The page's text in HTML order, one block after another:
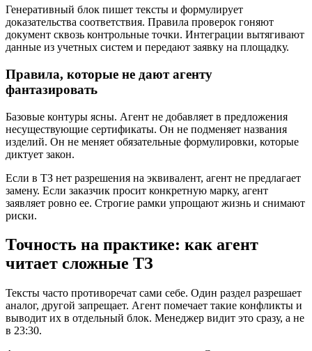
Генеративный блок пишет тексты и формулирует
доказательства соответствия. Правила проверок гоняют
документ сквозь контрольные точки. Интеграции вытягивают
данные из учетных систем и передают заявку на площадку.
Правила, которые не дают агенту
фантазировать
Базовые контуры ясны. Агент не добавляет в предложения
несуществующие сертификаты. Он не подменяет названия
изделий. Он не меняет обязательные формулировки, которые
диктует закон.
Если в ТЗ нет разрешения на эквивалент, агент не предлагает
замену. Если заказчик просит конкретную марку, агент
заявляет ровно ее. Строгие рамки упрощают жизнь и снимают
риски.
Точность на практике: как агент
читает сложные ТЗ
Тексты часто противоречат сами себе. Один раздел разрешает
аналог, другой запрещает. Агент помечает такие конфликты и
выводит их в отдельный блок. Менеджер видит это сразу, а не
в 23:30.